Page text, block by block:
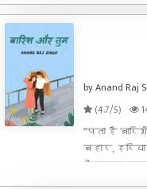
तुम्हारा
by Anand Raj
(4.7/5)
"पता है
बहार,
में बहुत